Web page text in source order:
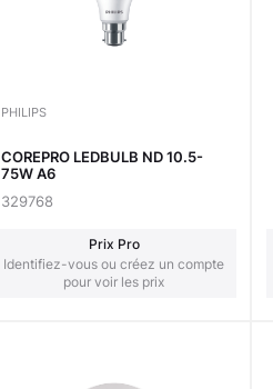
PHILIPS
COREPRO LEDBULB ND 10.5-
75W A6
329768
Prix Pro
Identifiez-vous ou créez un compte
pour voir les prix